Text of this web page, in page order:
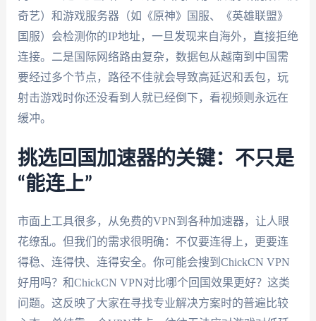
奇艺）和游戏服务器（如《原神》国服、《英雄联盟》
国服）会检测你的IP地址，一旦发现来自海外，直接拒绝
连接。二是国际网络路由复杂，数据包从越南到中国需
要经过多个节点，路径不佳就会导致高延迟和丢包，玩
射击游戏时你还没看到人就已经倒下，看视频则永远在
缓冲。
挑选回国加速器的关键：不只是
“能连上”
市面上工具很多，从免费的VPN到各种加速器，让人眼
花缭乱。但我们的需求很明确：不仅要连得上，更要连
得稳、连得快、连得安全。你可能会搜到ChickCN VPN
好用吗？和ChickCN VPN对比哪个回国效果更好？这类
问题。这反映了大家在寻找专业解决方案时的普遍比较